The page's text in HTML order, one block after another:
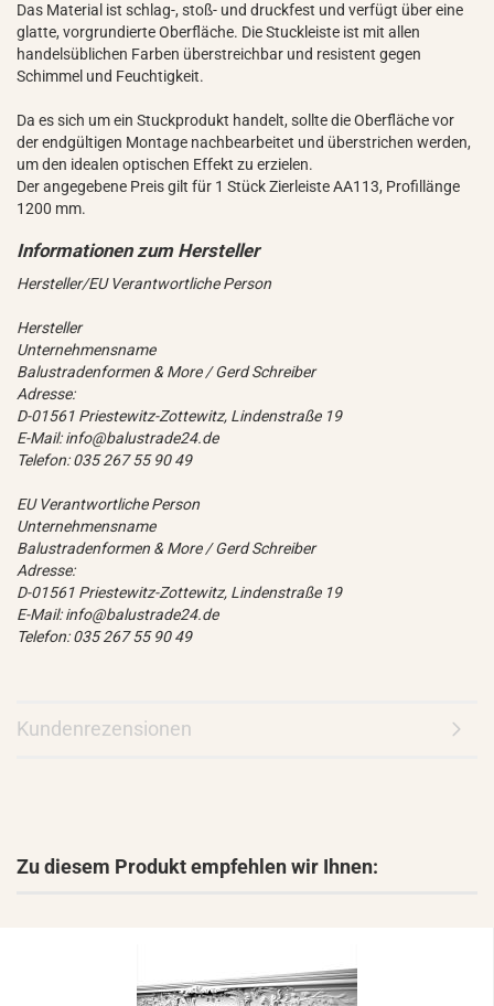
Das Material ist schlag-, stoß- und druckfest und verfügt über eine
glatte, vorgrundierte Oberfläche. Die Stuckleiste ist mit allen
handelsüblichen Farben überstreichbar und resistent gegen
Schimmel und Feuchtigkeit.
Da es sich um ein Stuckprodukt handelt, sollte die Oberfläche vor
der endgültigen Montage nachbearbeitet und überstrichen werden,
um den idealen optischen Effekt zu erzielen.
Der angegebene Preis gilt für 1 Stück Zierleiste AA113, Profillänge
1200 mm.
Hersteller/EU Verantwortliche Person
Hersteller
Unternehmensname
Balustradenformen & More / Gerd Schreiber
Adresse:
D-01561 Priestewitz-Zottewitz, Lindenstraße 19
E-Mail: info@balustrade24.de
Telefon: 035 267 55 90 49
EU Verantwortliche Person
Unternehmensname
Balustradenformen & More / Gerd Schreiber
Adresse:
D-01561 Priestewitz-Zottewitz, Lindenstraße 19
E-Mail: info@balustrade24.de
Telefon: 035 267 55 90 49
Kundenrezensionen
Zu diesem Produkt empfehlen wir Ihnen: